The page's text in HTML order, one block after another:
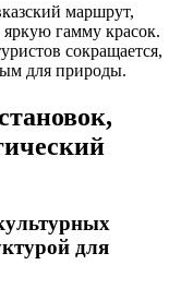
маршрут,
яркую гамму красок.
сокращается,
для природы.
для